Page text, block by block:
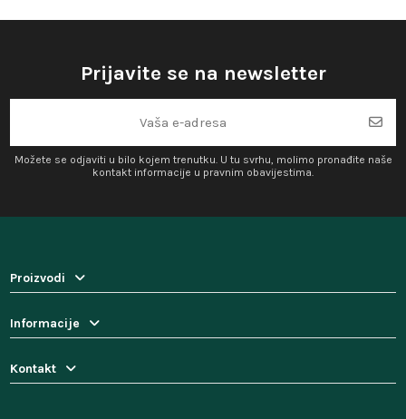
Prijavite se na newsletter
Možete se odjaviti u bilo kojem trenutku. U tu svrhu, molimo pronađite naše
kontakt informacije u pravnim obavijestima.
Proizvodi
Informacije
Kontakt